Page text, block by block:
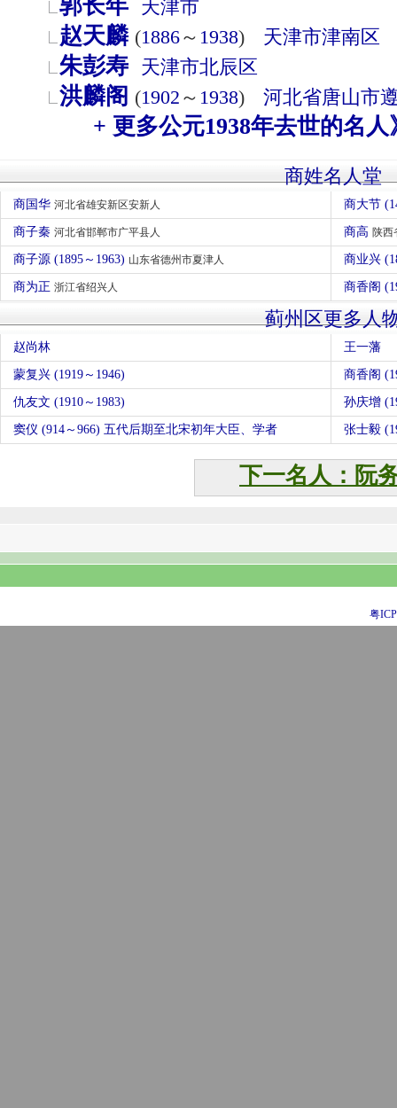
郭长年 天津市
赵天麟 (1886～ 1938) 天津市津南区
朱彭寿 天津市北辰区
洪麟阁 (1902 ～ 1938) 河北省唐山市
+ 更多公元1938年去世的名人
商姓名人堂
商国华 河北省雄安新区安新人 商大节
商子秦 河北省邯郸市广平县人 商高 陕西
商子源 (1895～1963) 山东省德州市夏津人 商业兴
商为正 浙江省绍兴人 商香阁
蓟州区更多人
赵尚林 王一藩
蒙复兴 (1919～1946) 商香阁
仇友文 (1910～1983) 孙庆增
窦仪 (914～966) 五代后期至北宋初年大臣、学者 张士毅
下一名人：阮
粤